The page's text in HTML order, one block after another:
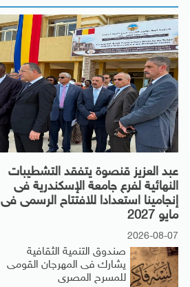
عبد العزيز قنصوة يتفقد التشطيبات
النهائية لفرع جامعة الإسكندرية فى
إنجامينا استعدادا للافتتاح الرسمى فى
مايو 2027
2026-08-07
صندوق التنمية الثقافية
يشارك فى المهرجان القومى
للمسرح المصرى